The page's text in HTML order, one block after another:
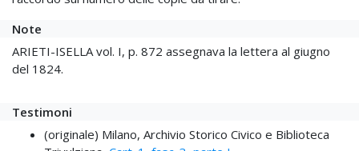
Note
ARIETI-ISELLA vol. I, p. 872 assegnava la lettera al giugno
del 1824.
Testimoni
(originale) Milano, Archivio Storico Civico e Biblioteca